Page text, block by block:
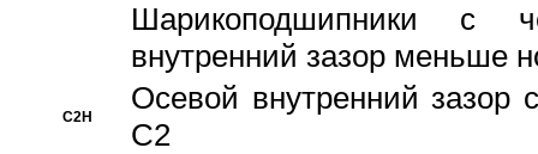
Шарикоподшипники с
внутренний зазор меньше
C2H
Осевой внутренний зазор
C2